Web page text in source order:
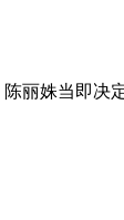
丽姝当即决